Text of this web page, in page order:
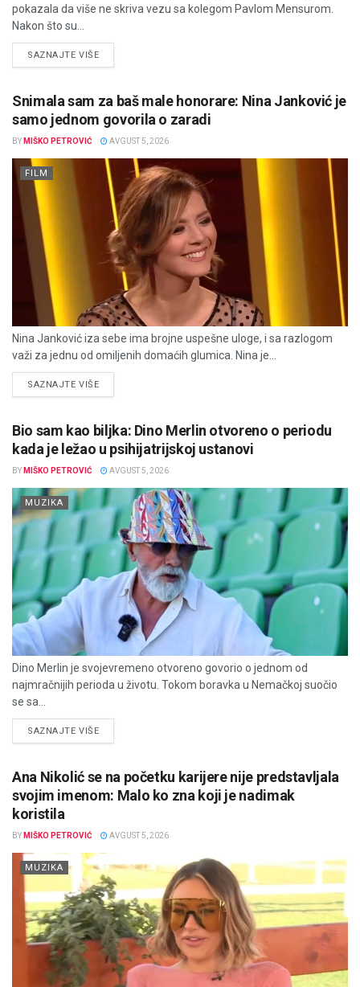
pokazala da više ne skriva vezu sa kolegom Pavlom Mensurom.
Nakon što su...
SAZNAJTE VIŠEDETAILS
Snimala sam za baš male honorare: Nina Janković je
samo jednom govorila o zaradi
BY MIŠKO PETROVIĆ AVGUST 5, 2026
FILM
Nina Janković iza sebe ima brojne uspešne uloge, i sa razlogom
važi za jednu od omiljenih domaćih glumica. Nina je...
SAZNAJTE VIŠEDETAILS
Bio sam kao biljka: Dino Merlin otvoreno o periodu
kada je ležao u psihijatrijskoj ustanovi
BY MIŠKO PETROVIĆ AVGUST 5, 2026
MUZIKA
Dino Merlin je svojevremeno otvoreno govorio o jednom od
najmračnijih perioda u životu. Tokom boravka u Nemačkoj suočio
se sa...
SAZNAJTE VIŠEDETAILS
Ana Nikolić se na početku karijere nije predstavljala
svojim imenom: Malo ko zna koji je nadimak
koristila
BY MIŠKO PETROVIĆ AVGUST 5, 2026
MUZIKA